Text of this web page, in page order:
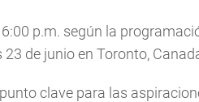
p.m. según la
de junio en Toronto,
clave para las